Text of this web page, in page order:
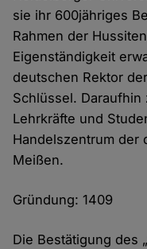
sie ihr 600jähriges
Rahmen der
Eigenständigkeit
deutschen Rektor
Schlüssel.
Lehrkräfte und
Handelszentrum der
Meißen.
Gründung: 1409
Die Bestätigung des